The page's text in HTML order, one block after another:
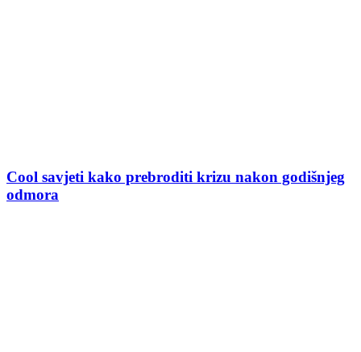
Cool savjeti kako prebroditi krizu nakon godišnjeg
odmora